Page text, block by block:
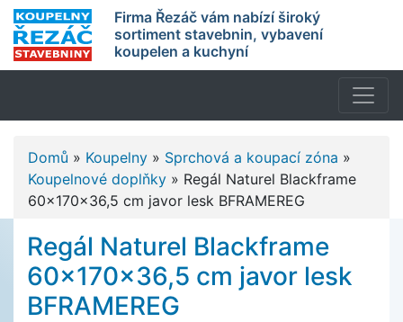
Firma Řezáč vám nabízí široký
sortiment stavebnin, vybavení
koupelen a kuchyní
Domů » Koupelny » Sprchová a koupací zóna »
Koupelnové doplňky » Regál Naturel Blackframe
60x170x36,5 cm javor lesk BFRAMEREG
Regál Naturel Blackframe
60x170x36,5 cm javor lesk
BFRAMEREG